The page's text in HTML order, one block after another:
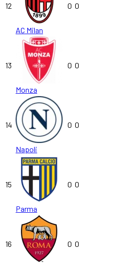
12
AC Milan
0 0
13
Monza
0 0
14
Napoli
0 0
15
Parma
0 0
16 0 0